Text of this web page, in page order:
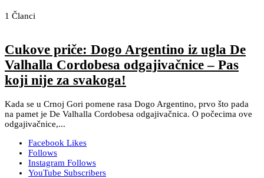
1 Članci
Cukove priče: Dogo Argentino iz ugla De
Valhalla Cordobesa odgajivačnice – Pas
koji nije za svakoga!
Kada se u Crnoj Gori pomene rasa Dogo Argentino, prvo što pada
na pamet je De Valhalla Cordobesa odgajivačnica. O počecima ove
odgajivačnice,...
Facebook Likes
Follows
Instagram Follows
YouTube Subscribers